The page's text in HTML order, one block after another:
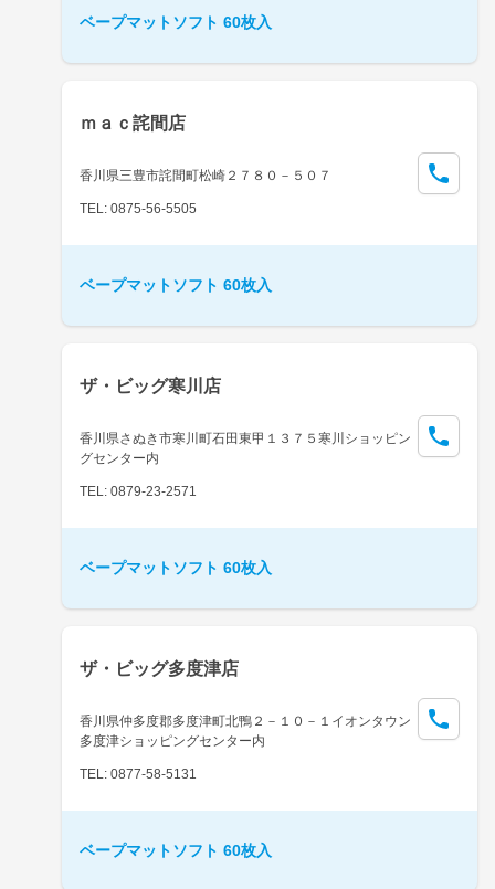
ベープマットソフト 60枚入
ｍａｃ詫間店
香川県三豊市詫間町松崎２７８０－５０７
TEL: 0875-56-5505
ベープマットソフト 60枚入
ザ・ビッグ寒川店
香川県さぬき市寒川町石田東甲１３７５寒川ショッピン
グセンター内
TEL: 0879-23-2571
ベープマットソフト 60枚入
ザ・ビッグ多度津店
香川県仲多度郡多度津町北鴨２－１０－１イオンタウン
多度津ショッピングセンター内
TEL: 0877-58-5131
ベープマットソフト 60枚入